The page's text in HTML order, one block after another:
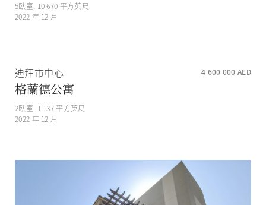
5臥室, 10 670 平方英尺
2022 年 12 月
迪拜市中心 4 600 000 AED
格蘭德公寓
2臥室, 1 137 平方英尺
2022 年 12 月